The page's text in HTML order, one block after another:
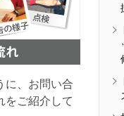
に、お問い合
をご紹介して